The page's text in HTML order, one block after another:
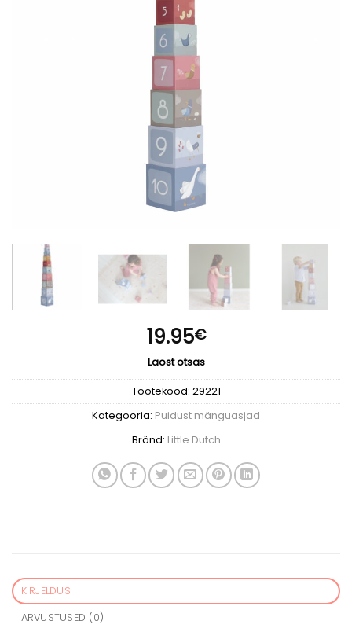
19.95€
Laost otsas
Tootekood: 29221
Kategooria: Puidust mänguasjad
Bränd: Little Dutch
KIRJELDUS
ARVUSTUSED (0)